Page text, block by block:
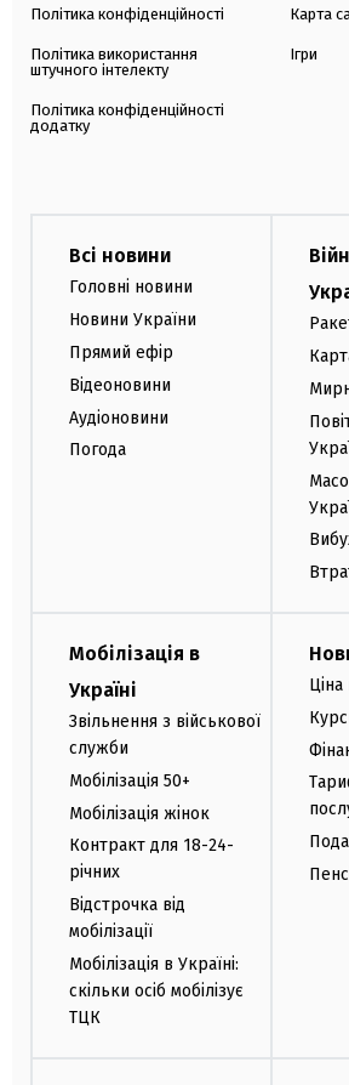
Політика конфіденційності
Політика використання
штучного інтелекту
Політика конфіденційності
додатку
Карта
Ігри
Всі новини
Головні новини
Новини України
Прямий ефір
Відеоновини
Аудіоновини
Погода
Мобілізація в
Україні
Звільнення з військової
служби
Мобілізація 50+
Мобілізація жінок
Контракт для 18-24-
річних
Відстрочка від
мобілізації
Мобілізація в Україні:
скільки осіб мобілізує
ТЦК